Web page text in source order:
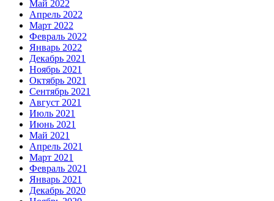
Май 2022
Апрель 2022
Март 2022
Февраль 2022
Январь 2022
Декабрь 2021
Ноябрь 2021
Октябрь 2021
Сентябрь 2021
Август 2021
Июль 2021
Июнь 2021
Май 2021
Апрель 2021
Март 2021
Февраль 2021
Январь 2021
Декабрь 2020